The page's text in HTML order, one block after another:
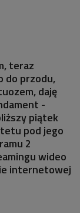
teraz
do przodu,
daję
-
piątek
pod jego
2
wideo
internetowej